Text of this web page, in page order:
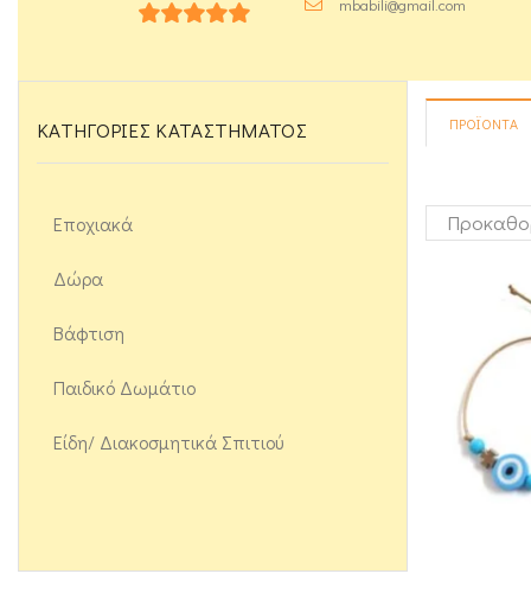
mbabili@gmail.com
ΚΑΤΗΓΟΡΊΕΣ ΚΑΤΑΣΤΉΜΑΤΟΣ
Εποχιακά
Δώρα
Βάφτιση
Παιδικό Δωμάτιο
Είδη/ Διακοσμητικά Σπιτιού
ΠΡΟΪΌΝΤΑ